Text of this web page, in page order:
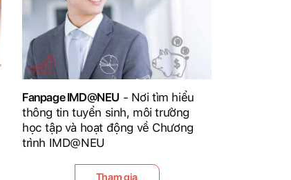
Fanpage IMD@NEU - Nơi tìm hiểu
thông tin tuyển sinh, môi trường
học tập và hoạt động về Chương
trình IMD@NEU
Tham gia